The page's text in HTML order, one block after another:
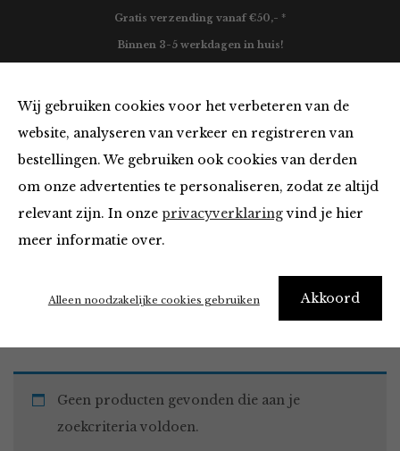
Wij gebruiken cookies voor het verbeteren van de
website, analyseren van verkeer en registreren van
bestellingen. We gebruiken ook cookies van derden
om onze advertenties te personaliseren, zodat ze altijd
relevant zijn. In onze privacyverklaringvind je hier
meer informatie over.
Akkoord
Alleen noodzakelijke cookies gebruiken
Gratis verzending vanaf €50,- *
Binnen 3-5 werkdagen in huis!
Must Haves
Home Winkel Accessoires Must Haves
Geen producten gevonden die aan je
zoekcriteria voldoen.